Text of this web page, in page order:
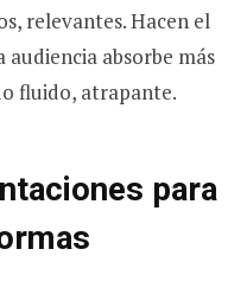
relevantes. Hacen el
absorbe más
fluido, atrapante.
para